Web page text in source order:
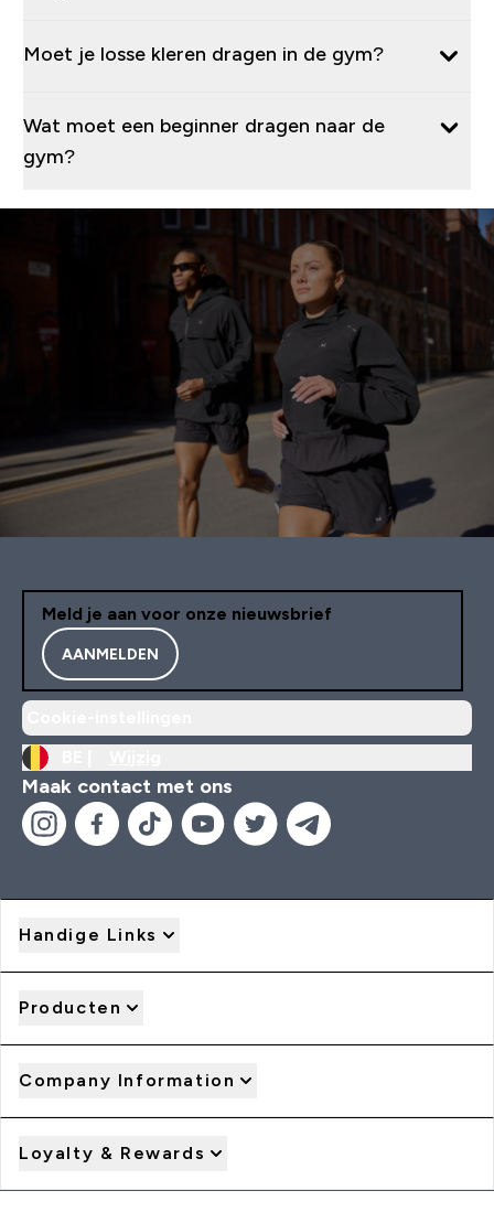
Moet je losse kleren dragen in de gym?
Wat moet een beginner dragen naar de
gym?
Meld je aan voor onze nieuwsbrief
AANMELDEN
Maak contact met ons
Handige Links
Producten
Company Information
Loyalty & Rewards